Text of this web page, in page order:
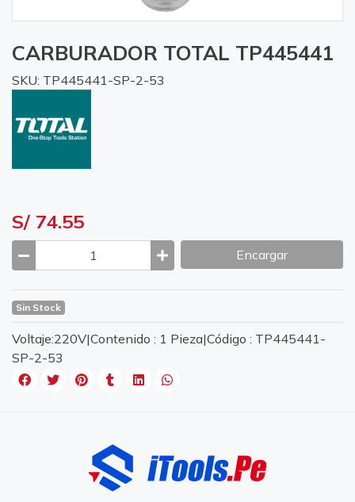
CARBURADOR TOTAL TP445441
SKU: TP445441-SP-2-53
S/ 74.55
Encargar
Sin Stock
Voltaje:220V|Contenido : 1 Pieza|Código : TP445441-
SP-2-53